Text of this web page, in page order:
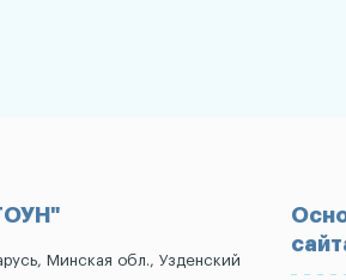
Минская обл., Узденский